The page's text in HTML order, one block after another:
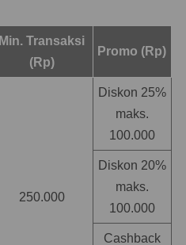
Min. Transaksi
(Rp)
Promo (Rp)
250.000
Diskon 25%
maks.
100.000
Diskon 20%
maks.
100.000
Cashback